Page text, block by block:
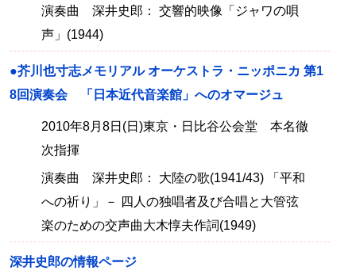
演奏曲 深井史郎： 交響的映像「ジャワの唄
声」(1944)
●芥川也寸志メモリアル オーケストラ・ニッポニカ 第1
8回演奏会 「日本近代音楽館」へのオマージュ
2010年8月8日(日)東京・日比谷公会堂 本名徹
次指揮
演奏曲 深井史郎： 大陸の歌(1941/43) 「平和
への祈り」－ 四人の独唱者及び合唱と大管弦
楽のための交声曲大木惇夫作詞(1949)
深井史郎の情報ページ